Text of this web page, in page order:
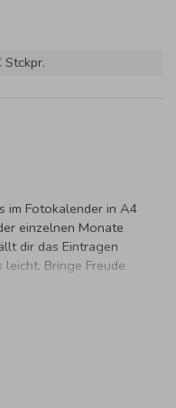
Stckpr.
im Fotokalender in A4
einzelnen Monate
dir das Eintragen
Bringe Freude